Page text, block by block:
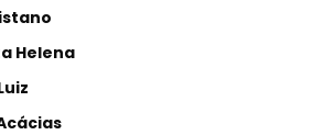
Helena